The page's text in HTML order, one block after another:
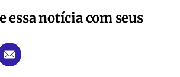
essa notícia com seus